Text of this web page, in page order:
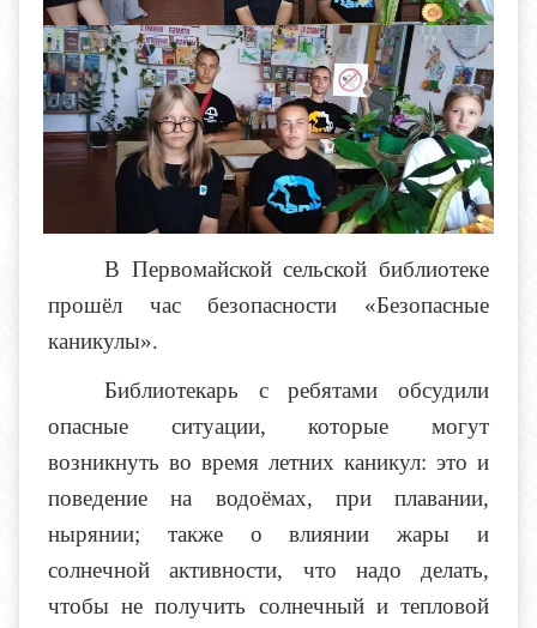
В Первомайской сельской библиотеке
прошёл час безопасности «Безопасные
каникулы».
Библиотекарь с ребятами обсудили
опасные ситуации, которые могут
возникнуть во время летних каникул: это и
поведение на водоёмах, при плавании,
нырянии; также о влиянии жары и
солнечной активности, что надо делать,
чтобы не получить солнечный и тепловой